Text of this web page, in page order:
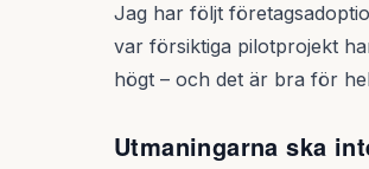
Jag har följt
var försiktiga pilotprojekt
högt – och det är bra för
Utmaningarna ska